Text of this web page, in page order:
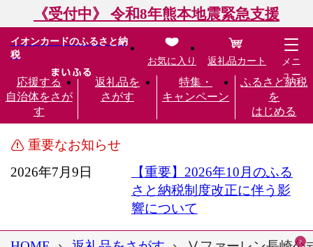
《受付中》 令和8年熊本地震緊急支援
イオンカードのふるさと納
税
応援する
自治体をさが
す
返礼品を
さがす
特集・
キャンペーン
ふるさと納税
を
はじめる
お気に入り 返礼品カート
メニ
ュー
重要なお知らせ
2026年7月9日
【重要】2026年10月のふる
さと納税制度改正に伴う影
響について